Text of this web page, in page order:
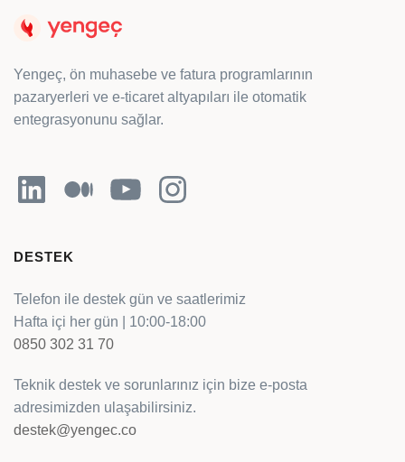
Yengeç, ön muhasebe ve fatura programlarının
pazaryerleri ve e-ticaret altyapıları ile otomatik
entegrasyonunu sağlar.
LinkedInOrta YouTubeInstagram
DESTEK
Telefon ile destek gün ve saatlerimiz
Hafta içi her gün | 10:00-18:00
0850 302 31 70
Teknik destek ve sorunlarınız için bize e-posta
adresimizden ulaşabilirsiniz.
destek@yengec.co